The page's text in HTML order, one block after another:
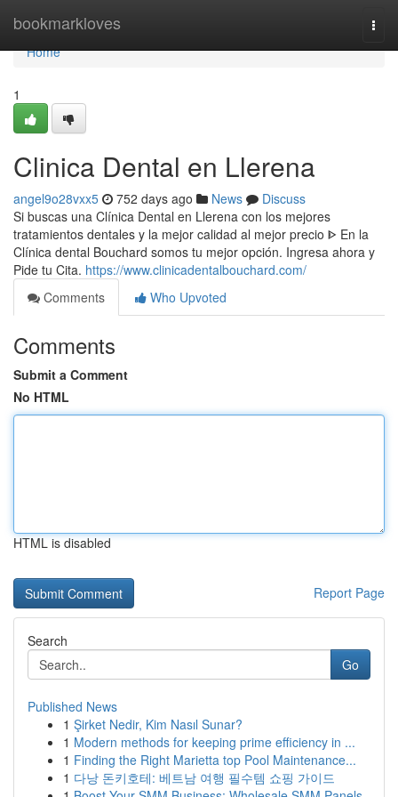
bookmarkloves
Home
Home
1
Clinica Dental en Llerena
angel9o28vxx5 752 days ago News
Discuss
Si buscas una Clínica Dental en Llerena con los mejores
tratamientos dentales y la mejor calidad al mejor precio ᐈ En la
Clínica dental Bouchard somos tu mejor opción. Ingresa ahora y
Pide tu Cita. https://www.clinicadentalbouchard.com/
Comments
Who Upvoted
Comments
Submit a Comment
No HTML
HTML is disabled
Report Page
Search
Go
Published News
1 Şirket Nedir, Kim Nasıl Sunar?
1 Modern methods for keeping prime efficiency in ...
1 Finding the Right Marietta top Pool Maintenance...
1 다낭 돈키호테: 베트남 여행 필수템 쇼핑 가이드